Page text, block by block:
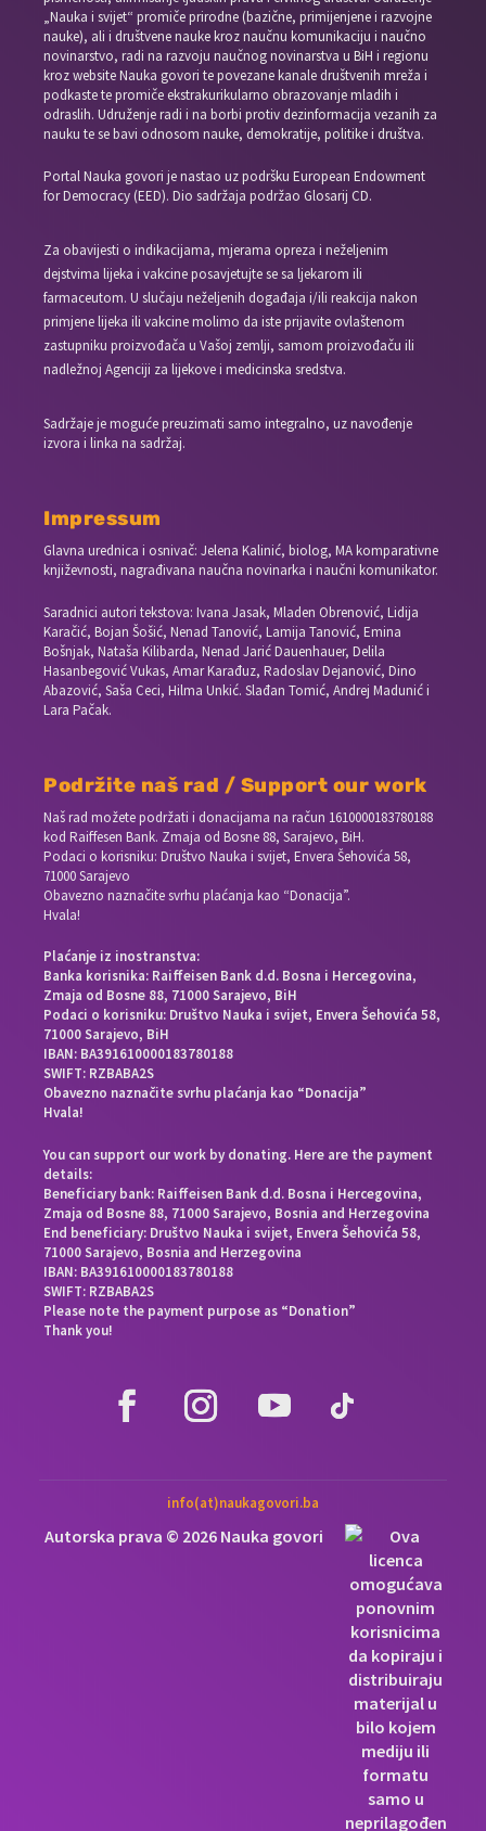
„Nauka i svijet“ promiče prirodne (bazične, primijenjene i razvojne
nauke), ali i društvene nauke kroz naučnu komunikaciju i naučno
novinarstvo, radi na razvoju naučnog novinarstva u BiH i regionu
kroz website Nauka govori te povezane kanale društvenih mreža i
podkaste te promiče ekstrakurikularno obrazovanje mladih i
odraslih. Udruženje radi i na borbi protiv dezinformacija vezanih za
nauku te se bavi odnosom nauke, demokratije, politike i društva.
Portal Nauka govori je nastao uz podršku European Endowment
for Democracy (EED). Dio sadržaja podržao Glosarij CD.
Za obavijesti o indikacijama, mjerama opreza i neželjenim
dejstvima lijeka i vakcine posavjetujte se sa ljekarom ili
farmaceutom. U slučaju neželjenih događaja i/ili reakcija nakon
primjene lijeka ili vakcine molimo da iste prijavite ovlaštenom
zastupniku proizvođača u Vašoj zemlji, samom proizvođaču ili
nadležnoj Agenciji za lijekove i medicinska sredstva.
Sadržaje je moguće preuzimati samo integralno, uz navođenje
izvora i linka na sadržaj.
Impressum
Glavna urednica i osnivač: Jelena Kalinić, biolog, MA komparativne
književnosti, nagrađivana naučna novinarka i naučni komunikator.
Saradnici autori tekstova: Ivana Jasak, Mladen Obrenović, Lidija
Karačić, Bojan Šošić, Nenad Tanović, Lamija Tanović, Emina
Bošnjak, Nataša Kilibarda, Nenad Jarić Dauenhauer, Delila
Hasanbegović Vukas, Amar Karađuz, Radoslav Dejanović, Dino
Abazović, Saša Ceci, Hilma Unkić. Slađan Tomić, Andrej Madunić i
Lara Pačak.
Podržite naš rad / Support our work
Naš rad možete podržati i donacijama na račun 1610000183780188
kod Raiffesen Bank. Zmaja od Bosne 88, Sarajevo, BiH.
Podaci o korisniku: Društvo Nauka i svijet, Envera Šehovića 58,
71000 Sarajevo
Obavezno naznačite svrhu plaćanja kao “Donacija”.
Hvala!
Plaćanje iz inostranstva:
Banka korisnika: Raiffeisen Bank d.d. Bosna i Hercegovina,
Zmaja od Bosne 88, 71000 Sarajevo, BiH
Podaci o korisniku: Društvo Nauka i svijet, Envera Šehovića 58,
71000 Sarajevo, BiH
IBAN: BA391610000183780188
SWIFT: RZBABA2S
Obavezno naznačite svrhu plaćanja kao “Donacija”
Hvala!
You can support our work by donating. Here are the payment
details:
Beneficiary bank: Raiffeisen Bank d.d. Bosna i Hercegovina,
Zmaja od Bosne 88, 71000 Sarajevo, Bosnia and Herzegovina
End beneficiary: Društvo Nauka i svijet, Envera Šehovića 58,
71000 Sarajevo, Bosnia and Herzegovina
IBAN: BA391610000183780188
SWIFT: RZBABA2S
Please note the payment purpose as “Donation”
Thank you!
info(at)naukagovori.ba
Autorska prava © 2026 Nauka govori